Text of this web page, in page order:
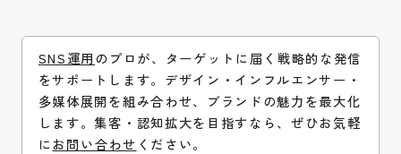
SNS運用のプロが、ターゲットに届く戦略的な発信
をサポートします。デザイン・インフルエンサー・
多媒体展開を組み合わせ、ブランドの魅力を最大化
します。集客・認知拡大を目指すなら、ぜひお気軽
にお問い合わせ ください。